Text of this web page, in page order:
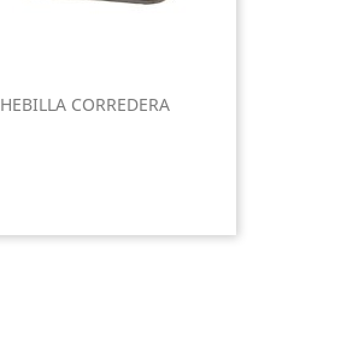
HEBILLA CORREDERA